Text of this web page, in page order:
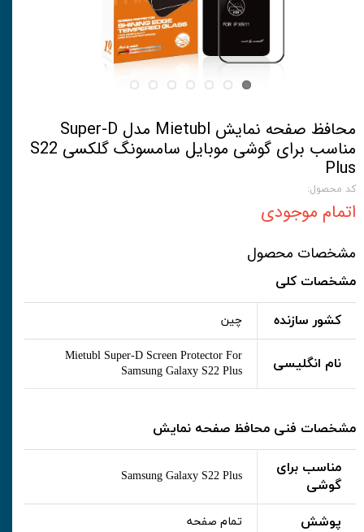
محافظ صفحه نمایش Mietubl مدل Super-D
مناسب برای گوشی موبایل سامسونگ گلکسی S22
Plus
کد محصول:
اتمام موجودی
مشخصات محصول
مشخصات کلی
کشور سازنده چین
نام انگلیسی
Mietubl Super-D Screen Protector For
Samsung Galaxy S22 Plus
مشخصات فنی محافظ صفحه نمایش
مناسب برای
گوشی
Samsung Galaxy S22 Plus
پوشش تمام صفحه